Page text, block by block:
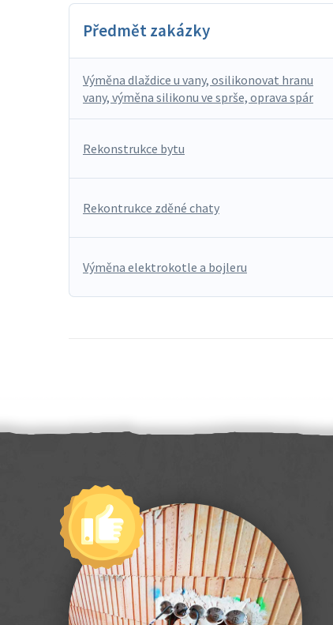
Předmět zakázky
Výměna dlaždice u vany, osilikonovat hranu
vany, výměna silikonu ve sprše, oprava spár
Rekonstrukce bytu
Rekontrukce zděné chaty
Výměna elektrokotle a bojleru